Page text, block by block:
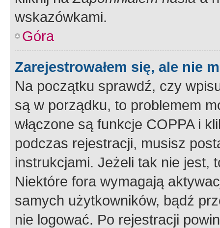
wskazówkami.
Góra
Zarejestrowałem się, ale nie
Na początku sprawdź, czy
są w porządku, to problemem
włączone są funkcje COPPA i
podczas rejestracji, musisz
instrukcjami. Jeżeli tak nie jest,
Niektóre fora wymagają
samych użytkowników, bądź
nie logować. Po rejestracji